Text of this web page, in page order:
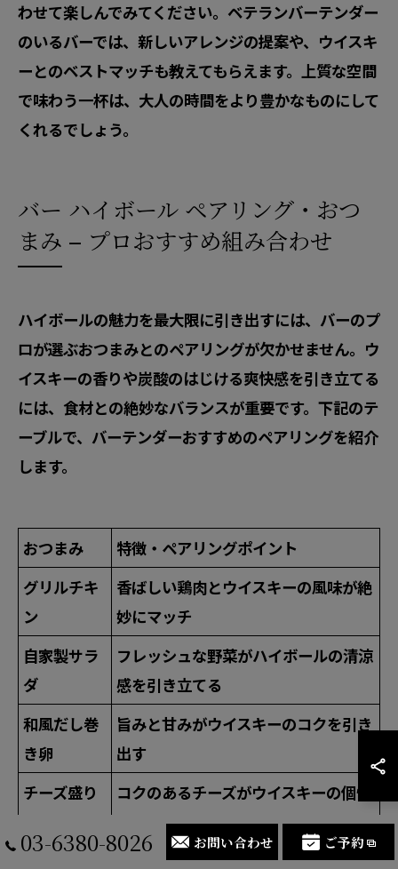
わせて楽しんでみてください。ベテランバーテンダー
のいるバーでは、新しいアレンジの提案や、ウイスキ
ーとのベストマッチも教えてもらえます。上質な空間
で味わう一杯は、大人の時間をより豊かなものにして
くれるでしょう。
バー ハイボール ペアリング・おつ
まみ – プロおすすめ組み合わせ
ハイボールの魅力を最大限に引き出すには、バーのプ
ロが選ぶおつまみとのペアリングが欠かせません。ウ
イスキーの香りや炭酸のはじける爽快感を引き立てる
には、食材との絶妙なバランスが重要です。下記のテ
ーブルで、バーテンダーおすすめのペアリングを紹介
します。
おつまみ
特徴・ペアリングポイント
グリルチキ
ン
香ばしい鶏肉とウイスキーの風味が絶
妙にマッチ
自家製サラ
ダ
フレッシュな野菜がハイボールの清涼
感を引き立てる
和風だし巻
き卵
旨みと甘みがウイスキーのコクを引き
出す
チーズ盛り
コクのあるチーズがウイスキーの個性
03-6380-8026 お問い合わせ ご予約